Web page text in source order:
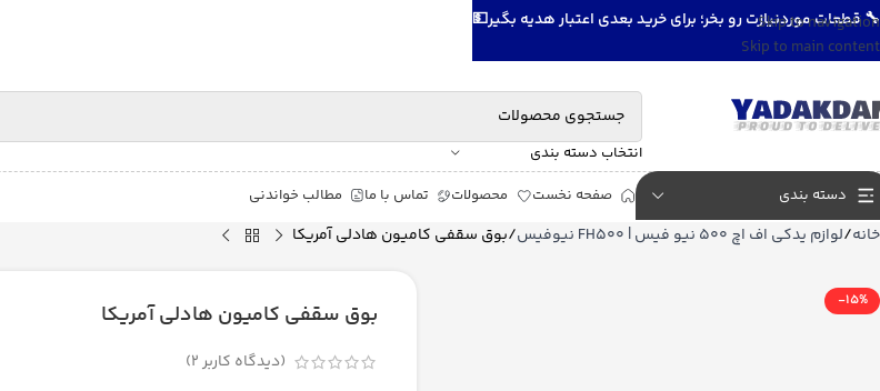
Skip to navigation
Skip to main content
انتخاب دسته بندی
دسته بندی صفحه نخست محصولات تماس با ما مطالب خواندنی
خانه لوازم یدکی اف اچ 500 نیو فیس | FH500 نیوفیس بوق سقفی کامیون هادلی آمریکا
-15% بوق سقفی کامیون هادلی آمریکا
(دیدگاه کاربر2
)
🔧 قطعات موردنیازت رو بخر؛ برای خرید بعدی اعتبار هدیه بگیر💵